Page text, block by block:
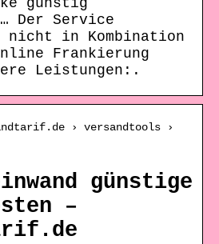
günstig
Der Service
nicht in Kombination
Frankierung
Leistungen:.
› versandtools ›
günstige
–